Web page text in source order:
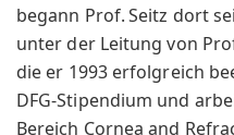
begann Prof. Seitz dort
unter der Leitung von
die er 1993 erfolgreich
DFG-Stipendium und
Bereich Cornea and